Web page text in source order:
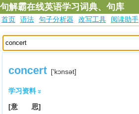
句解霸在线英语学习词典、句库
首页 语法 句子分析器 改写工具 阅读助手
concert ['kɔnsәt]
学习资料
[意 思]